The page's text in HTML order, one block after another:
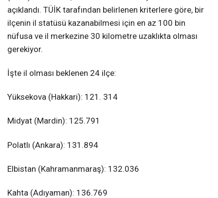
açıklandı. TÜİK tarafından belirlenen kriterlere göre, bir
ilçenin il statüsü kazanabilmesi için en az 100 bin
nüfusa ve il merkezine 30 kilometre uzaklıkta olması
gerekiyor.
İşte il olması beklenen 24 ilçe:
Yüksekova (Hakkari): 121. 314
Midyat (Mardin): 125.791
Polatlı (Ankara): 131.894
Elbistan (Kahramanmaraş): 132.036
Kahta (Adıyaman): 136.769